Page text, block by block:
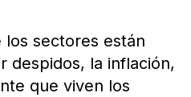
los sectores están
despidos, la inflación,
que viven los